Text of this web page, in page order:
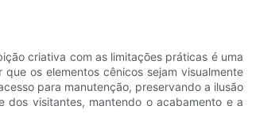
criativa com as limitações práticas é uma
os elementos cênicos sejam visualmente
para manutenção, preservando a ilusão
dos visitantes, mantendo o acabamento e a